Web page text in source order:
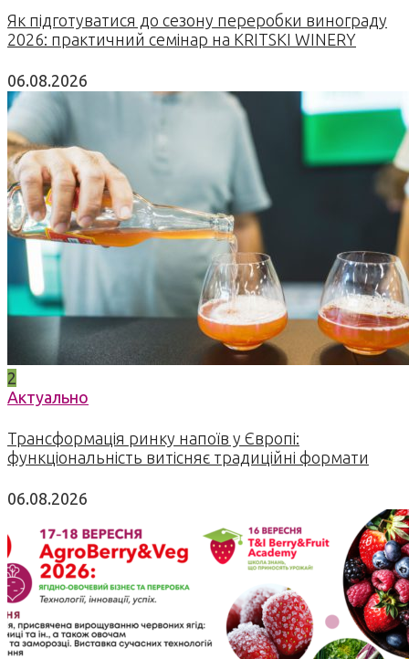
Як підготуватися до сезону переробки винограду
2026: практичний семінар на KRITSKI WINERY
06.08.2026
2
Актуально
Трансформація ринку напоїв у Європі:
функціональність витісняє традиційні формати
06.08.2026